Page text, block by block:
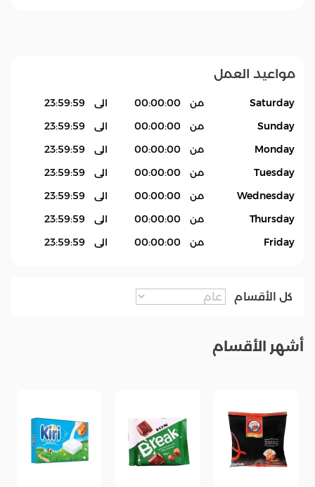
مواعيد العمل
Saturday من 00:00:00 الى
23:59:59
Sunday
من 00:00:00 الى
23:59:59
Monday
من 00:00:00 الى
23:59:59
Tuesday
من 00:00:00 الى
23:59:59
Wednesday
من 00:00:00 الى
23:59:59
Thursday
من 00:00:00 الى
23:59:59
Friday
من 00:00:00 الى 23:59:59
كل الأقسام
أشهر الأقسام